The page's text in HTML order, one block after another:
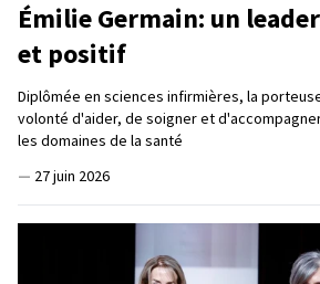
Émilie Germain: un
et positif
Diplômée en sciences infirmières, la
volonté d'aider, de soigner et
les domaines de la santé
— 27 juin 2026